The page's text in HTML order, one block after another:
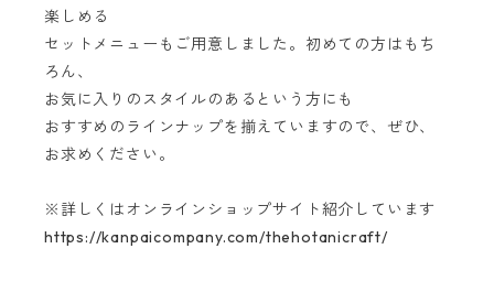
楽しめる
セットメニューもご用意しました。初めての方はもち
ろん、
お気に入りのスタイルのあるという方にも
おすすめのラインナップを揃えていますので、ぜひ、
お求めください。
※詳しくはオンラインショップサイト紹介しています
https://kanpaicompany.com/thehotanicraft/